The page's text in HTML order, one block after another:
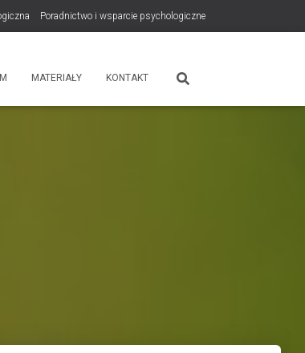
Poradnictwo i wsparcie psychologiczne
MATERIAŁY KONTAKT